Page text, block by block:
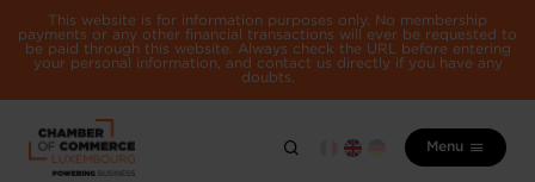
This website is for information purposes only. No membership
payments or any other financial transactions will ever be requested to
be paid through this website. Always check the URL before entering
your personal information, and contact us directly if you have any
doubts.
Menu